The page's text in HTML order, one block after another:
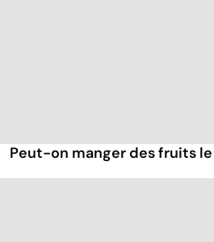
Peut-on manger des fruits le